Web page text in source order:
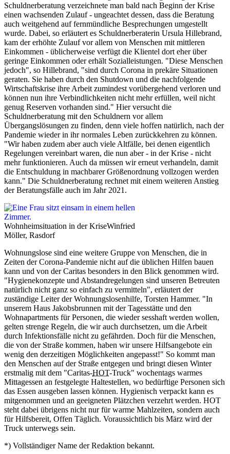
Schuldnerberatung verzeichnete man bald nach Beginn der Krise
einen wachsenden Zulauf - ungeachtet dessen, dass die Beratung
auch weitgehend auf fernmündliche Besprechungen umgestellt
wurde. Dabei, so erläutert es Schuldnerberaterin Ursula Hillebrand,
kam der erhöhte Zulauf vor allem von Menschen mit mittleren
Einkommen - üblicherweise verfügt die Klientel dort eher über
geringe Einkommen oder erhält Sozialleistungen. "Diese Menschen
jedoch", so Hillebrand, "sind durch Corona in prekäre Situationen
geraten. Sie haben durch den Shutdown und die nachfolgende
Wirtschaftskrise ihre Arbeit zumindest vorübergehend verloren und
können nun ihre Verbindlichkeiten nicht mehr erfüllen, weil nicht
genug Reserven vorhanden sind." Hier versucht die
Schuldnerberatung mit den Schuldnern vor allem
Übergangslösungen zu finden, denn viele hoffen natürlich, nach der
Pandemie wieder in ihr normales Leben zurückkehren zu können.
"Wir haben zudem aber auch viele Altfälle, bei denen eigentlich
Regelungen vereinbart waren, die nun aber - in der Krise - nicht
mehr funktionieren. Auch da müssen wir erneut verhandeln, damit
die Entschuldung in machbarer Größenordnung vollzogen werden
kann." Die Schuldnerberatung rechnet mit einem weiteren Anstieg
der Beratungsfälle auch im Jahr 2021.
Wohnheimsituation in der KriseWinfried
Möller, Rasdorf
Wohnungslose sind eine weitere Gruppe von Menschen, die in
Zeiten der Corona-Pandemie nicht auf die üblichen Hilfen bauen
kann und von der Caritas besonders in den Blick genommen wird.
"Hygienekonzepte und Abstandregelungen sind unseren Betreuten
natürlich nicht ganz so einfach zu vermitteln", erläutert der
zuständige Leiter der Wohnungslosenhilfe, Torsten Hammer. "In
unserem Haus Jakobsbrunnen mit der Tagesstätte und den
Wohnapartments für Personen, die wieder sesshaft werden wollen,
gelten strenge Regeln, die wir auch durchsetzen, um die Arbeit
durch Infektionsfälle nicht zu gefährden. Doch für die Menschen,
die von der Straße kommen, haben wir unsere Hilfsangebote ein
wenig den derzeitigen Möglichkeiten angepasst!" So kommt man
den Menschen auf der Straße entgegen und bringt diesen Winter
erstmalig mit dem "Caritas-HOT-Truck" wochentags warmes
Mittagessen an festgelegte Haltestellen, wo bedürftige Personen sich
das Essen ausgeben lassen können. Hygienisch verpackt kann es
mitgenommen und an geeigneten Plätzchen verzehrt werden. HOT
steht dabei übrigens nicht nur für warme Mahlzeiten, sondern auch
für Hilfsbereit, Offen Täglich. Voraussichtlich bis März wird der
Truck unterwegs sein.
*) Vollständiger Name der Redaktion bekannt.